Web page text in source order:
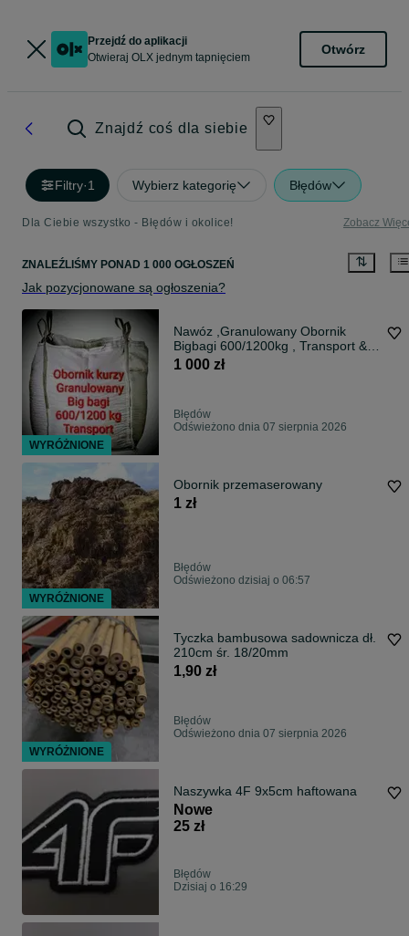
Przejdź do aplikacji
Otwieraj OLX jednym tapnięciem
Otwórz
Znajdź coś dla siebie
Filtry·1 Wybierz kategorię Błędów
Dla Ciebie wszystko - Błędów i okolice! Zobacz
ZNALEŹLIŚMY PONAD 1 000 OGŁOSZEŃ
Jak pozycjonowane są ogłoszenia?
Nawóz ,Granulowany Obornik
Bigbagi 600/1200kg , Transport &
Rozła
1 000 zł
Błędów
Odświeżono dnia 07 sierpnia 2026
Obornik przemaserowany
1 zł
Błędów
Odświeżono dzisiaj o 06:57
Tyczka bambusowa sadownicza dł.
210cm śr. 18/20mm
1,90 zł
Błędów
Odświeżono dnia 07 sierpnia 2026
Naszywka 4F 9x5cm haftowana
Nowe
25 zł
Błędów
Dzisiaj o 16:29
WYRÓŻNIONE
WYRÓŻNIONE
WYRÓŻNIONE